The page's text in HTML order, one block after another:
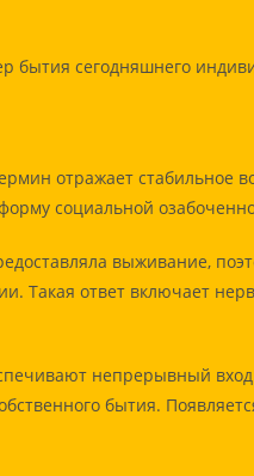
бытия сегодняшнего
отражает стабильное
социальной
выживание,
Такая ответ включает
непрерывный
бытия.